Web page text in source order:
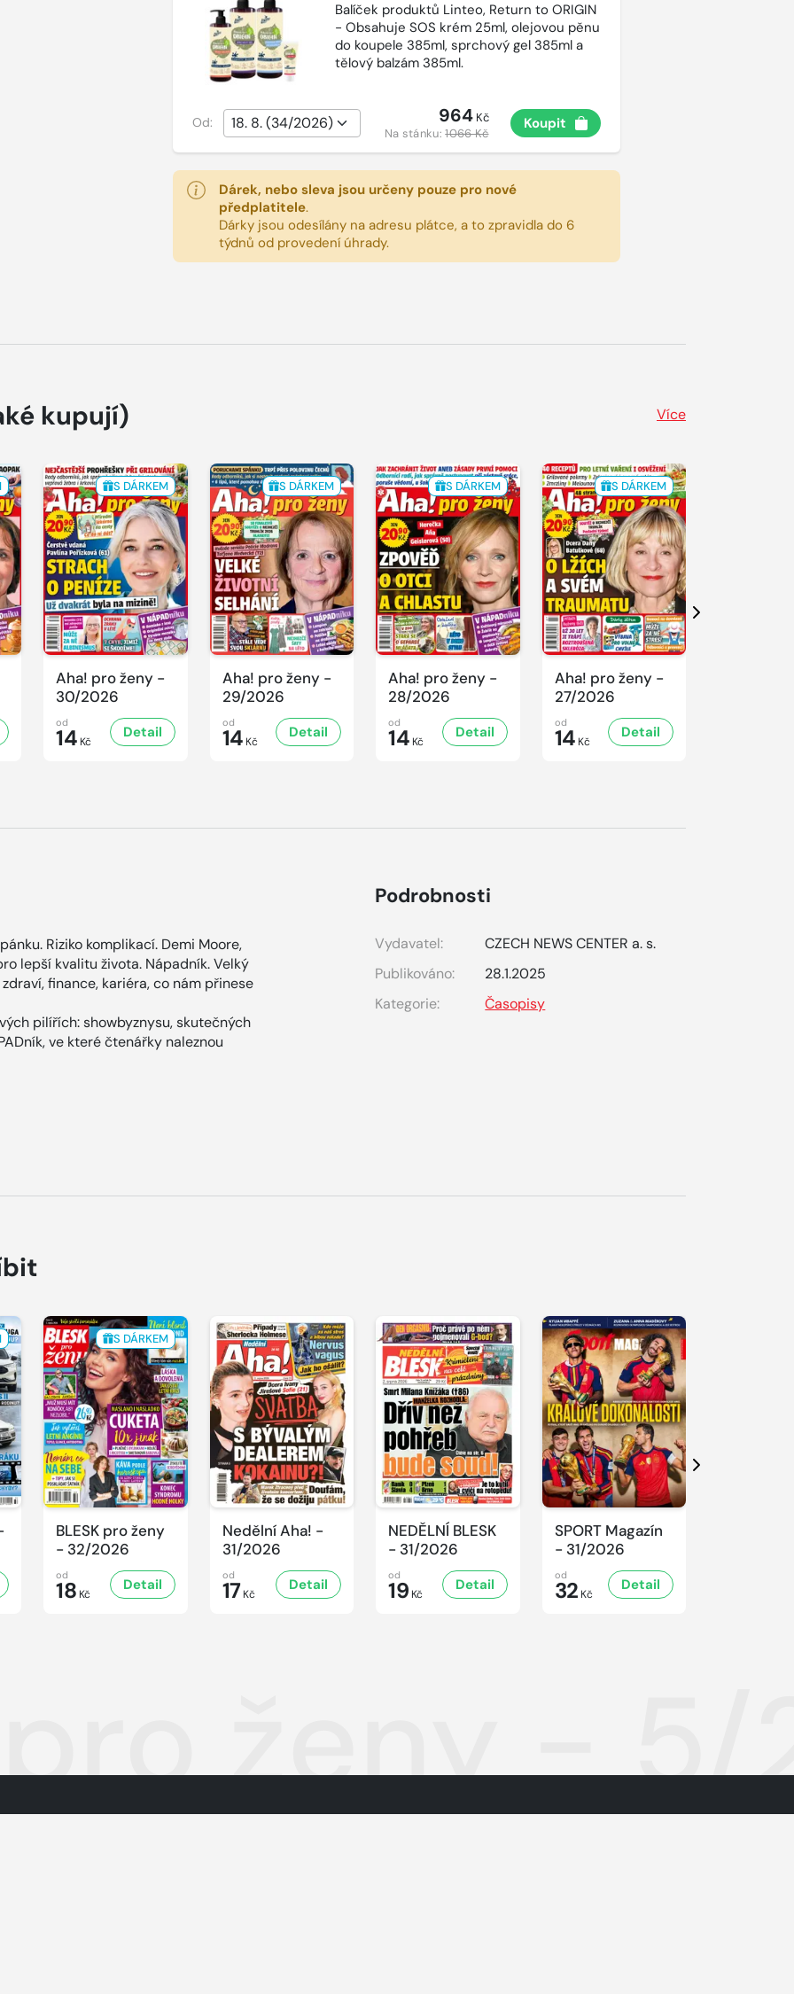
Balíček produktů Linteo, Return to ORIGIN
- Obsahuje SOS krém 25ml, olejovou pěnu
do koupele 385ml, sprchový gel 385ml a
tělový balzám 385ml.
Od: 964Kč
Na stánku:1066 Kč
Koupit
Dárek, nebo sleva jsou určeny pouze pro nové
předplatitele.
Dárky jsou odesílány na adresu plátce, a to zpravidla do 6
týdnů od provedení úhrady.
kupují) Více
S DÁRKEM
Aha! pro ženy -
30/2026
od
14 Kč
Detail
S DÁRKEM
Aha! pro ženy -
29/2026
od
14 Kč
Detail
S DÁRKEM
Aha! pro ženy -
28/2026
od
14 Kč
Detail
S DÁRKEM
Aha! pro ženy -
27/2026
od
14 Kč
Detail
Další
Riziko komplikací. Demi Moore,
lepší kvalitu života. Nápadník. Velký
finance, kariéra, co nám přinese
pilířích: showbyznysu, skutečných
ve které čtenářky naleznou
Podrobnosti
Vydavatel:
CZECH NEWS CENTER a. s.
Publikováno:
28.1.2025
Kategorie:
Časopisy
S DÁRKEM
BLESK pro ženy
- 32/2026
od
18 Kč
Detail
Nedělní Aha! -
31/2026
od
17 Kč
Detail
NEDĚLNÍ BLESK
- 31/2026
od
19 Kč
Detail
SPORT Magazín
- 31/2026
od
32 Kč
Detail
Další
ženy -